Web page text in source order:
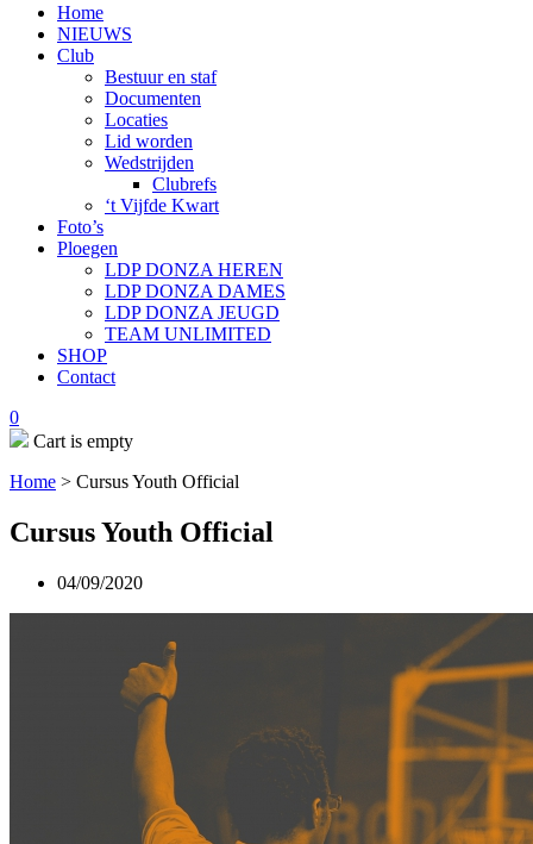
Home
NIEUWS
Club
Bestuur en staf
Documenten
Locaties
Lid worden
Wedstrijden
Clubrefs
‘t Vijfde Kwart
Foto’s
Ploegen
LDP DONZA HEREN
LDP DONZA DAMES
LDP DONZA JEUGD
TEAM UNLIMITED
SHOP
Contact
0
Cart is empty
Home > Cursus Youth Official
Cursus Youth Official
04/09/2020